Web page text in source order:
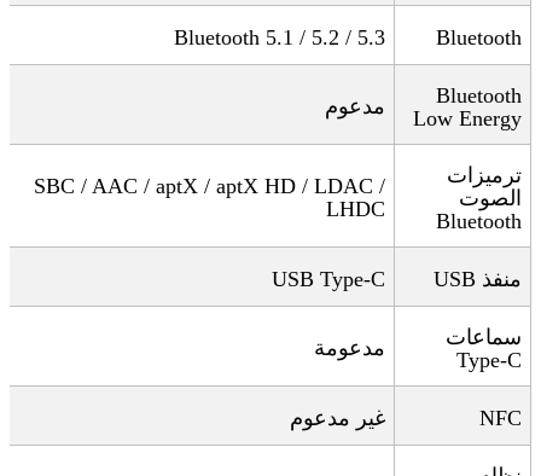
Bluetooth
Bluetooth 5.1 / 5.2 / 5.3
Bluetooth
Low Energy
مدعوم
ترميزات
الصوت
Bluetooth
SBC / AAC / aptX / aptX HD / LDAC /
LHDC
منفذ USB Type-C
سماعات
Type-C
مدعومة
NFC غير مدعوم